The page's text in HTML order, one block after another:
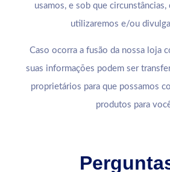
usamos, e sob que circunstâncias,
utilizaremos e/ou
Caso ocorra a fusão da nossa loja
suas informações podem ser
proprietários para que possamos
produtos para